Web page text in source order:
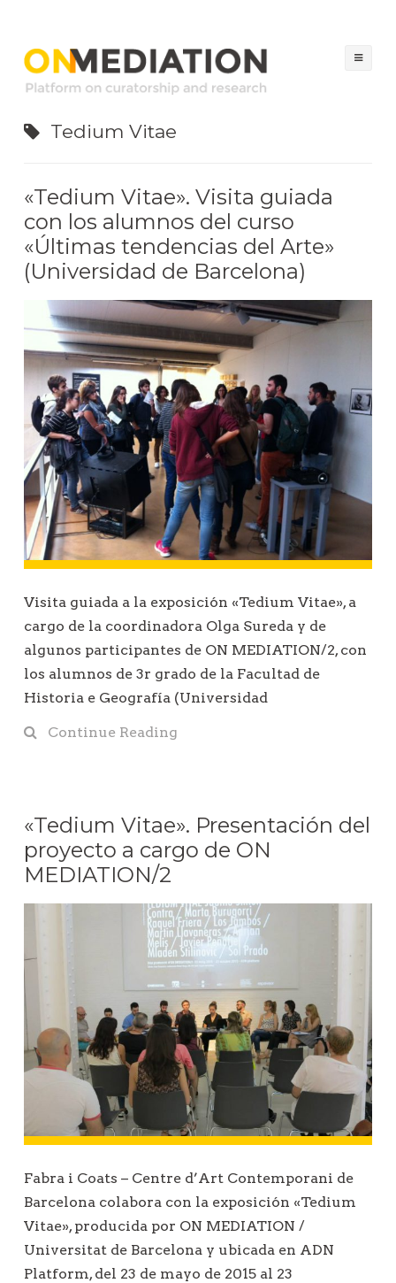
Tedium Vitae
«Tedium Vitae». Visita guiada
con los alumnos del curso
«Últimas tendencias del Arte»
(Universidad de Barcelona)
Visita guiada a la exposición «Tedium Vitae», a
cargo de la coordinadora Olga Sureda y de
algunos participantes de ON MEDIATION/2, con
los alumnos de 3r grado de la Facultad de
Historia e Geografía (Universidad
Continue Reading
«Tedium Vitae». Presentación del
proyecto a cargo de ON
MEDIATION/2
Fabra i Coats – Centre d’Art Contemporani de
Barcelona colabora con la exposición «Tedium
Vitae», producida por ON MEDIATION /
Universitat de Barcelona y ubicada en ADN
Platform, del 23 de mayo de 2015 al 23